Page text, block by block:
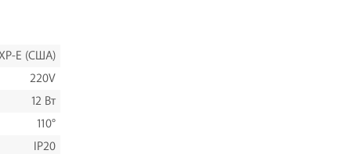
E (США)
220V
12 Вт
110°
IP20